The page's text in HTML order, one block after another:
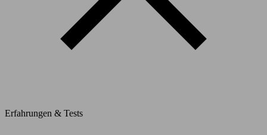
Erfahrungen & Tests